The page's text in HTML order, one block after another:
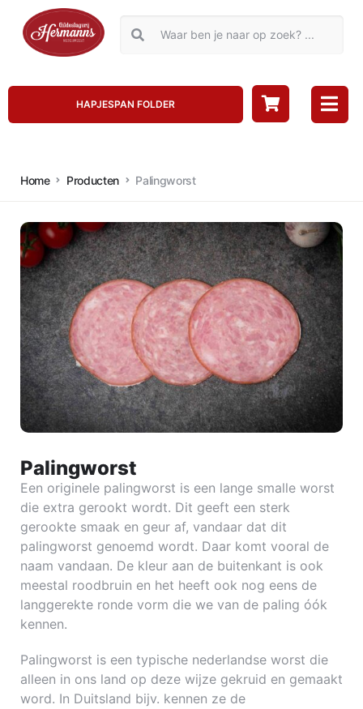
HAPJESPAN FOLDER
Home Producten Palingworst
Palingworst
Een originele palingworst is een lange smalle worst
die extra gerookt wordt. Dit geeft een sterk
gerookte smaak en geur af, vandaar dat dit
palingworst genoemd wordt. Daar komt vooral de
naam vandaan. De kleur aan de buitenkant is ook
meestal roodbruin en het heeft ook nog eens de
langgerekte ronde vorm die we van de paling óók
kennen.
Palingworst is een typische nederlandse worst die
alleen in ons land op deze wijze gekruid en gemaakt
word. In Duitsland bijv. kennen ze de